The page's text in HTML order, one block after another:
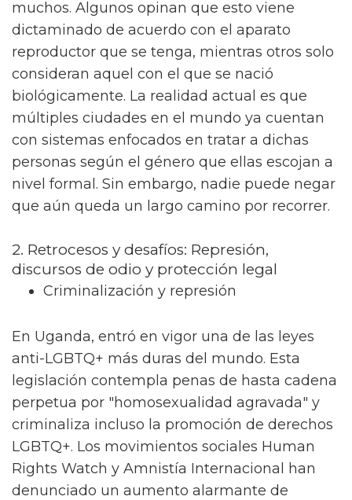
muchos. Algunos opinan que esto viene
dictaminado de acuerdo con el aparato
reproductor que se tenga, mientras otros solo
consideran aquel con el que se nació
biológicamente. La realidad actual es que
múltiples ciudades en el mundo ya cuentan
con sistemas enfocados en tratar a dichas
personas según el género que ellas escojan a
nivel formal. Sin embargo, nadie puede negar
que aún queda un largo camino por recorrer.
2. Retrocesos y desafíos: Represión,
discursos de odio y protección legal
Criminalización y represión
En Uganda, entró en vigor una de las leyes
anti-LGBTQ+ más duras del mundo. Esta
legislación contempla penas de hasta cadena
perpetua por "homosexualidad agravada" y
criminaliza incluso la promoción de derechos
LGBTQ+. Los movimientos sociales Human
Rights Watch y Amnistía Internacional han
denunciado un aumento alarmante de